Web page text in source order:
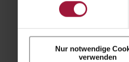
Nur notwendige
verwenden
Landhendl GmbH